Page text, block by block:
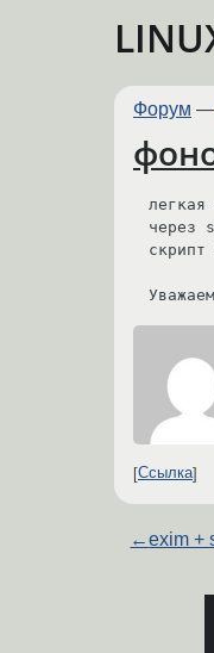
Форум —
через
Ссылка
←exim +